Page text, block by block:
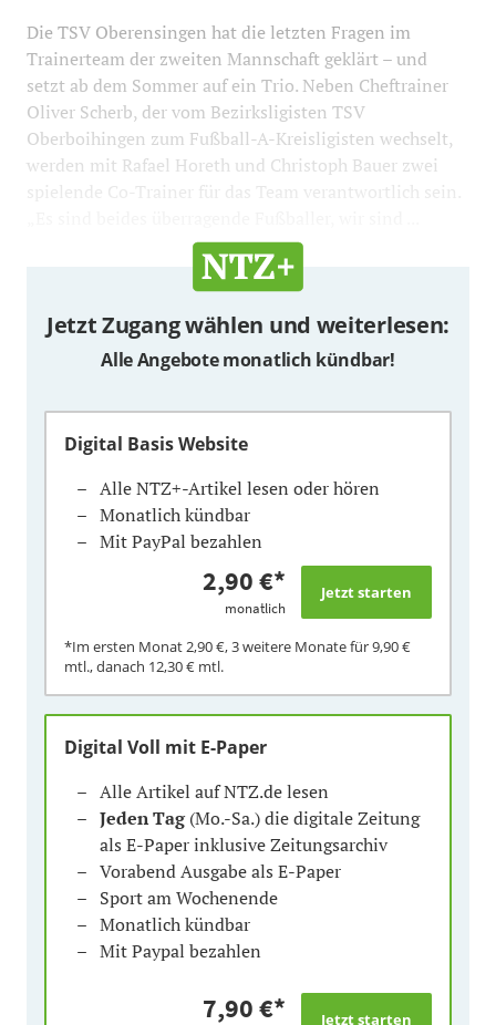
Die TSV Oberensingen hat die letzten Fragen im
Trainerteam der zweiten Mannschaft geklärt – und
setzt ab dem Sommer auf ein Trio. Neben Cheftrainer
Oliver Scherb, der vom Bezirksligisten TSV
Oberboihingen zum Fußball-A-Kreisligisten wechselt,
werden mit Rafael Horeth und Christoph Bauer zwei
spielende Co-Trainer für das Team verantwortlich sein.
Jetzt Zugang wählen und weiterlesen:
Alle Angebote monatlich kündbar!
Digital Basis Website
Alle NTZ+-Artikel lesen oder hören
Monatlich kündbar
Mit PayPal bezahlen
2,90 €*
monatlich
*Im ersten Monat2,90 €, 3 weitere Monate für9,90 €
mtl., danach 12,30 € mtl.
Digital Voll mit E-Paper
Alle Artikel auf NTZ.de lesen
Jeden Tag(Mo.-Sa.) die digitale Zeitung
als E-Paper inklusive Zeitungsarchiv
Vorabend Ausgabe als E-Paper
Sport am Wochenende
Monatlich kündbar
Mit Paypal bezahlen
7,90 €*